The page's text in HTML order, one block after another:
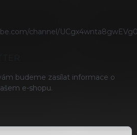
channel/
budeme zasílat informace o
e-shopu.